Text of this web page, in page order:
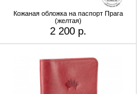
Кожаная обложка на паспорт Прага
(желтая)
2 200 р.